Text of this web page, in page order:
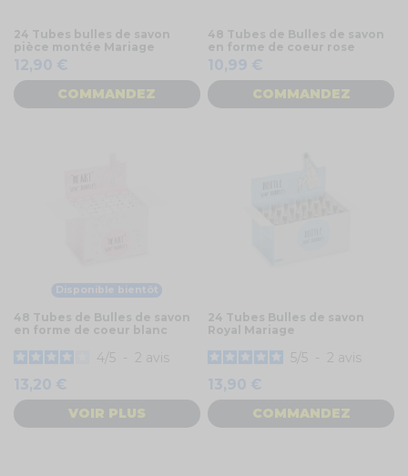
24 Tubes bulles de savon
pièce montée Mariage
12,90 €
COMMANDEZ
48 Tubes de Bulles de savon
en forme de coeur rose
10,99 €
COMMANDEZ
Disponible bientôt
48 Tubes de Bulles de savon
en forme de coeur blanc
4 5 - 2 avis
13,20 €
VOIR PLUS
24 Tubes Bulles de savon
Royal Mariage
5 5 - 2 avis
13,90 €
COMMANDEZ